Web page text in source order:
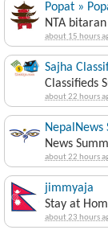
Popat »
NTA
about 15 hours
Sajha
Classifieds
about 22 hours
NepalNews
News
about 22 hours
jimmyaja
Stay at
about 23 hours